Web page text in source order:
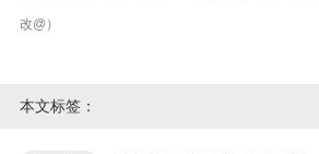
改@）
本文标签：